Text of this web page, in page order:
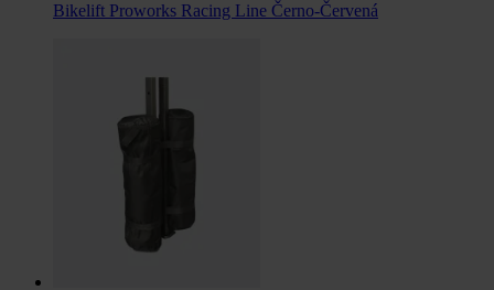
Bikelift Proworks Racing Line Černo-Červená